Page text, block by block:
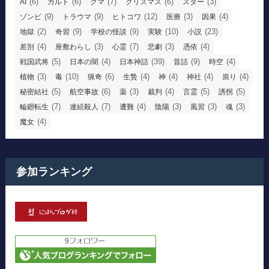
AI カルト クマ クリスマス スター
ゾンビ (9) トラウマ (9) ヒトコワ (12) 医療 (3) 因果 (4)
地獄 (2) 奇習 (9) 学校の怪談 (9) 実験 (10) 小説 (23)
差別 (4) 座敷わらし (3) 心霊 (7) 悲劇 (3) 憑依 (4)
戦国武将 (5) 日本の闇 (4) 日本神話 (39) 昔話 (9) 時空 (4)
植物 (3) 毒 (10) 猟奇 (6) 生贄 (4) 神 (4) 神社 (4) 祟り (4)
秘密結社 (5) 航空事故 (6) 薬 (3) 裁判 (4) 言霊 (5) 誘拐 (5)
輪廻転生 (7) 連続殺人 (7) 遭難 (4) 陰陽 (3) 風習 (3) 魂 (3)
魔女 (4)
参加ランキング